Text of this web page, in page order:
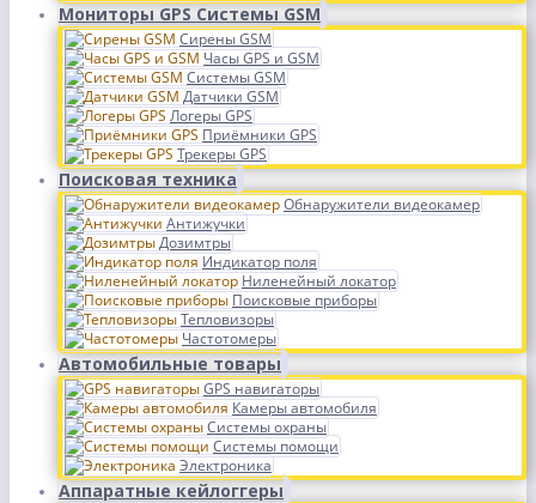
Мониторы GPS Системы GSM
Сирены GSM
Часы GPS и GSM
Системы GSM
Датчики GSM
Логеры GPS
Приёмники GPS
Трекеры GPS
Поисковая техника
Обнаружители видеокамер
Антижучки
Дозимтры
Индикатор поля
Ниленейный локатор
Поисковые приборы
Тепловизоры
Частотомеры
Автомобильные товары
GPS навигаторы
Камеры автомобиля
Системы охраны
Системы помощи
Электроника
Аппаратные кейлоггеры